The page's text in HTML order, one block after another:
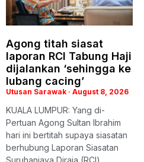
Agong titah siasat
laporan RCI Tabung Haji
dijalankan ‘sehingga ke
lubang cacing’
Utusan Sarawak August 8, 2026
KUALA LUMPUR: Yang di-
Pertuan Agong Sultan Ibrahim
hari ini bertitah supaya siasatan
berhubung Laporan Siasatan
Suruhanjaya Diraja (RCI)